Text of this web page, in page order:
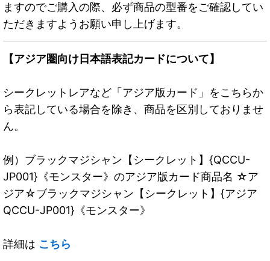
ますのでご購入の際、必ず商品の型番をご確認してい
ただきますようお願い申し上げます。
【アジア圏向け日本語表記カードについて】
シークレットレアなど「アジア版カード」をこちらか
ら表記している場合を除き、商品を区別しておりませ
ん。
例）ブラックマジシャン【シークレット】{QCCU-
JP001}《モンスター》のアジア版カード商品名 ☆ア
ジア☆ブラックマジシャン【シークレット】{アジア
QCCU-JP001}《モンスター》
詳細は こちら